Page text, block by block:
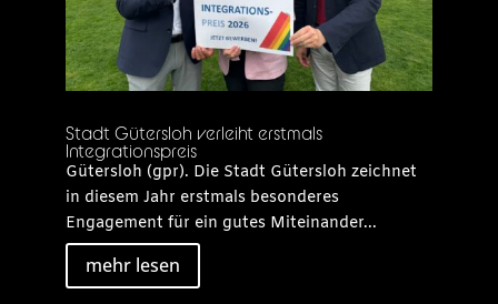
Stadt Gütersloh verleiht erstmals
Integrationspreis
Gütersloh (gpr). Die Stadt Gütersloh zeichnet
in diesem Jahr erstmals besonderes
Engagement für ein gutes Miteinander...
mehr lesen